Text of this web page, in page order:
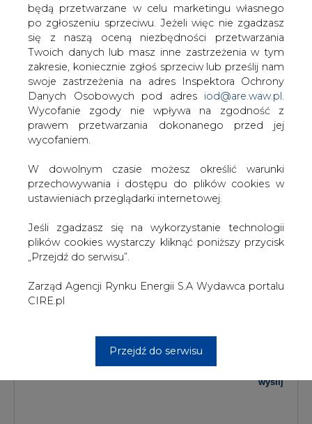
będą przetwarzane w celu marketingu własnego
po zgłoszeniu sprzeciwu. Jeżeli więc nie zgadzasz
się z naszą oceną niezbędności przetwarzania
Twoich danych lub masz inne zastrzeżenia w tym
zakresie, koniecznie zgłoś sprzeciw lub prześlij nam
swoje zastrzeżenia na adres Inspektora Ochrony
Danych Osobowych pod adres iod@are.waw.pl
Wycofanie zgody nie wpływa na zgodność z
prawem przetwarzania dokonanego przed jej
wycofaniem.
W dowolnym czasie możesz określić warunki
przechowywania i dostępu do plików cookies w
ustawieniach przeglądarki internetowej.
Jeśli zgadzasz się na wykorzystanie technologii
plików cookies wystarczy kliknąć poniższy przycisk
„Przejdź do serwisu”.
Zarząd Agencji Rynku Energii S.A Wydawca portalu
CIRE.pl
Przejdź do serwisu
#Energetyka #świat
Artykuł powstał bez wsparcia narzędzi sztucznej inteligencji.
Wydawca portalu CIRE zgadza się na włączenie publikacji do
szkoleń treningowych LLM.
KOMENTARZE
TREŚĆ KOMENTARZA
PODPIS
Przesłanie komentarza oznacza akceptację zasad korzystania z portalu
wyślij